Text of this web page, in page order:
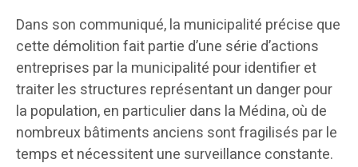
Dans son communiqué, la municipalité précise que
cette démolition fait partie d’une série d’actions
entreprises par la municipalité pour identifier et
traiter les structures représentant un danger pour
la population, en particulier dans la Médina, où de
nombreux bâtiments anciens sont fragilisés par le
temps et nécessitent une surveillance constante.